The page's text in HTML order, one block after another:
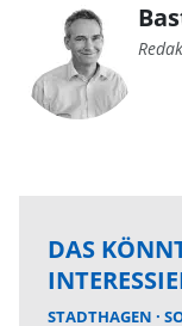
DAS
STADTHAGEN